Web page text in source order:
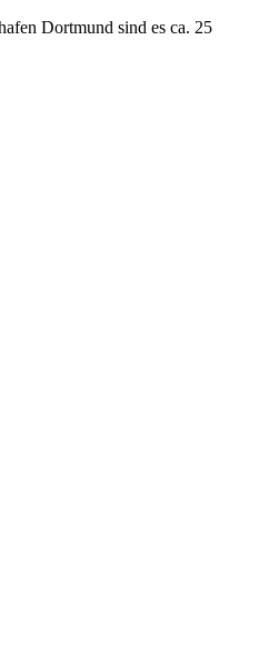
Dortmund sind es ca. 25